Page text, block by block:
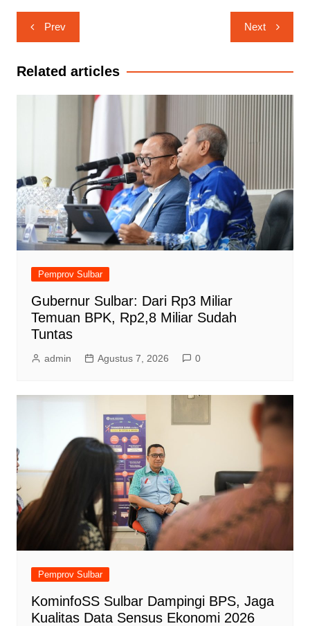
Navigasi
pos
Prev Next
Related articles
Pemprov Sulbar
Gubernur Sulbar: Dari Rp3 Miliar
Temuan BPK, Rp2,8 Miliar Sudah
Tuntas
admin Agustus 7, 2026 0
Pemprov Sulbar
KominfoSS Sulbar Dampingi BPS, Jaga
Kualitas Data Sensus Ekonomi 2026